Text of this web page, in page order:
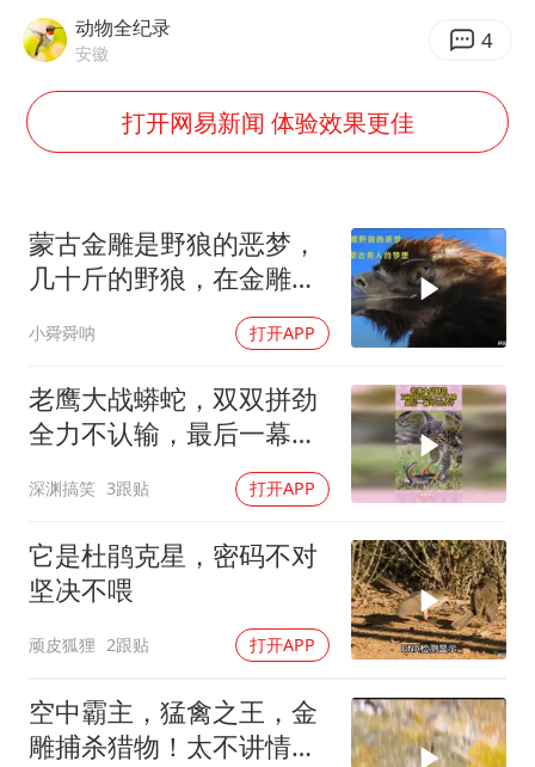
酒店回应车内过夜被收150元
杭州全市有序停课
夏日经济乘“热”而上 消费市场向“新”而行
新疆优化调整景区内自驾服务费
检测列车撞人致11死2伤 涉事单位被罚
宇树王兴兴被问了360多个问题
乐享全民健身 共筑健康中国
动物全纪录
安徽 4
打开网易新闻 体验效果更佳
蒙古金雕是野狼的恶梦，
几十斤的野狼，在金雕爪
小舜舜呐 打开APP
老鹰大战蟒蛇，双双拼劲
全力不认输，最后一幕吓
深渊搞笑 3跟贴 打开APP
它是杜鹃克星，密码不对
坚决不喂
顽皮狐狸 2跟贴 打开APP
空中霸主，猛禽之王，金
雕捕杀猎物！太不讲情面